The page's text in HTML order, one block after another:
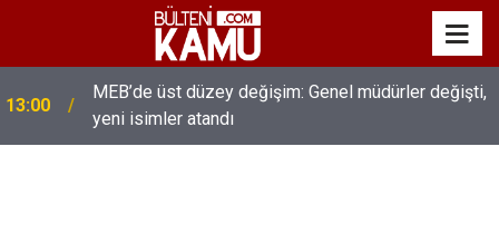
13:00
MEB’de üst düzey değişim: Genel müdürler değişti,
yeni isimler atandı